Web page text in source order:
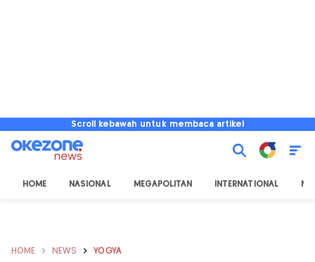
Scroll kebawah untuk membaca artikel
HOME NASIONAL MEGAPOLITAN INTERNATIONAL
HOME NEWS YOGYA